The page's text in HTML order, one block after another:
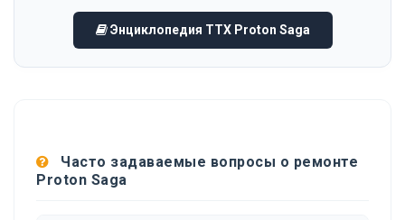
Энциклопедия ТТХ Proton Saga
Часто задаваемые вопросы о ремонте
Proton Saga